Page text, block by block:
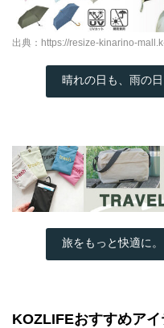
出典： https://resize-kinarino-
晴れの日も、雨の
旅をもっと快適に
KOZLIFEおすすめアイ